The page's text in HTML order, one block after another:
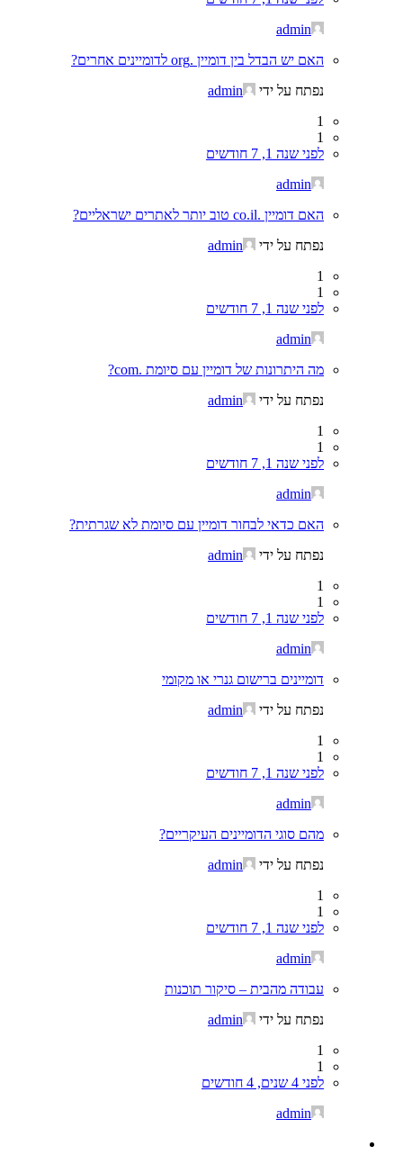
admin
האם יש הבדל בין דומיין .org לדומיינים אחרים?
נפתח על ידי
admin
1
1
לפני שנה 1, 7 חודשים
admin
האם דומיין .co.il טוב יותר לאתרים ישראליים?
נפתח על ידי
admin
1
1
לפני שנה 1, 7 חודשים
admin
מה היתרונות של דומיין עם סיומת .com?
נפתח על ידי
admin
1
1
לפני שנה 1, 7 חודשים
admin
האם כדאי לבחור דומיין עם סיומת לא שגרתית?
נפתח על ידי
admin
1
1
לפני שנה 1, 7 חודשים
admin
דומיינים ברישום גנרי או מקומי
נפתח על ידי
admin
1
1
לפני שנה 1, 7 חודשים
admin
מהם סוגי הדומיינים העיקריים?
נפתח על ידי
admin
1
1
לפני שנה 1, 7 חודשים
admin
עבודה מהבית – סיקור תוכנות
נפתח על ידי
admin
1
1
לפני 4 שנים, 4 חודשים
admin